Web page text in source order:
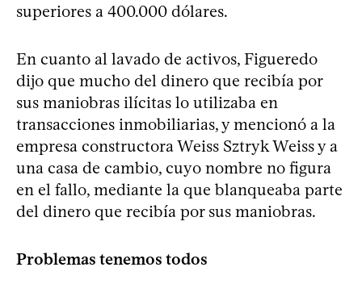
superiores a 400.000 dólares.
En cuanto al lavado de activos, Figueredo
dijo que mucho del dinero que recibía por
sus maniobras ilícitas lo utilizaba en
transacciones inmobiliarias, y mencionó a la
empresa constructora Weiss Sztryk Weiss y a
una casa de cambio, cuyo nombre no figura
en el fallo, mediante la que blanqueaba parte
del dinero que recibía por sus maniobras.
Problemas tenemos todos